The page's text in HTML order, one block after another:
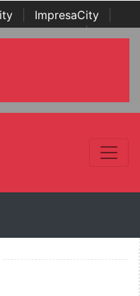
ImpresaCity
Awards | Italian